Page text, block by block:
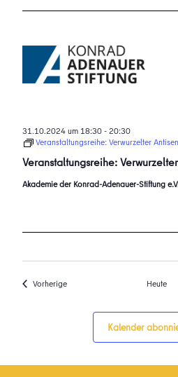
Veranstaltungsreihe:
31.10.2024 um 18:30-20:30
Veranstaltungsreihe: Verwurzelter
Akademie der Konrad-Adenauer-Stiftung
VorherigeVeranstaltungen Heute
Kalender